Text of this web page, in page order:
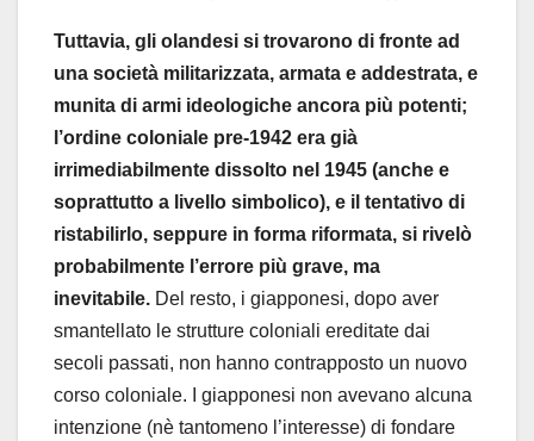
Tuttavia, gli olandesi si trovarono di fronte ad
una società militarizzata, armata e addestrata, e
munita di armi ideologiche ancora più potenti;
l’ordine coloniale pre-1942 era già
irrimediabilmente dissolto nel 1945 (anche e
soprattutto a livello simbolico), e il tentativo di
ristabilirlo, seppure in forma riformata, si rivelò
probabilmente l’errore più grave, ma
inevitabile. Del resto, i giapponesi, dopo aver
smantellato le strutture coloniali ereditate dai
secoli passati, non hanno contrapposto un nuovo
corso coloniale. I giapponesi non avevano alcuna
intenzione (nè tantomeno l’interesse) di fondare